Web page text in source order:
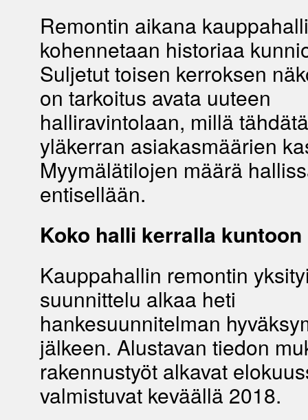
Remontin aikana
kohennetaan historiaa
Suljetut toisen kerroksen
on tarkoitus avata uuteen
halliravintolaan, millä
yläkerran asiakasmäärien
Myymälätilojen määrä
entisellään.
Koko halli kerralla kuntoon
Kauppahallin remontin
suunnittelu alkaa heti
hankesuunnitelman
jälkeen. Alustavan tiedon
rakennustyöt alkavat
valmistuvat keväällä 2018.